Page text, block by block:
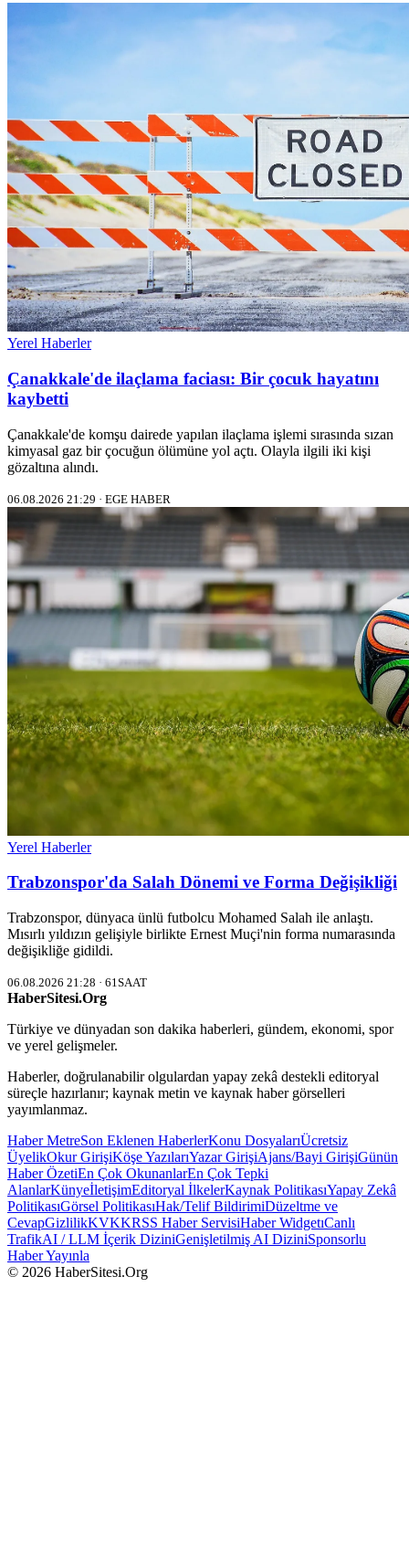
Yerel Haberler
Çanakkale'de ilaçlama faciası: Bir çocuk hayatını
kaybetti
Çanakkale'de komşu dairede yapılan ilaçlama işlemi sırasında sızan
kimyasal gaz bir çocuğun ölümüne yol açtı. Olayla ilgili iki kişi
gözaltına alındı.
06.08.2026 21:29 · EGE HABER
Yerel Haberler
Trabzonspor'da Salah Dönemi ve Forma Değişikliği
Trabzonspor, dünyaca ünlü futbolcu Mohamed Salah ile anlaştı.
Mısırlı yıldızın gelişiyle birlikte Ernest Muçi'nin forma numarasında
değişikliğe gidildi.
06.08.2026 21:28 · 61SAAT
HaberSitesi.Org
Türkiye ve dünyadan son dakika haberleri, gündem, ekonomi, spor
ve yerel gelişmeler.
Haberler, doğrulanabilir olgulardan yapay zekâ destekli editoryal
süreçle hazırlanır; kaynak metin ve kaynak haber görselleri
yayımlanmaz.
Haber MetreSon Eklenen HaberlerKonu DosyalarıÜcretsiz
ÜyelikOkur GirişiKöşe YazılarıYazar GirişiAjans/Bayi GirişiGünün
Haber ÖzetiEn Çok OkunanlarEn Çok Tepki
AlanlarKünyeİletişimEditoryal İlkelerKaynak PolitikasıYapay Zekâ
PolitikasıGörsel PolitikasıHak/Telif BildirimiDüzeltme ve
CevapGizlilikKVKKRSS Haber ServisiHaber WidgetıCanlı
TrafikAI / LLM İçerik DiziniGenişletilmiş AI DiziniSponsorlu
Haber Yayınla
© 2026 HaberSitesi.Org